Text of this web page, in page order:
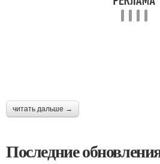
читать дальше →
Последние